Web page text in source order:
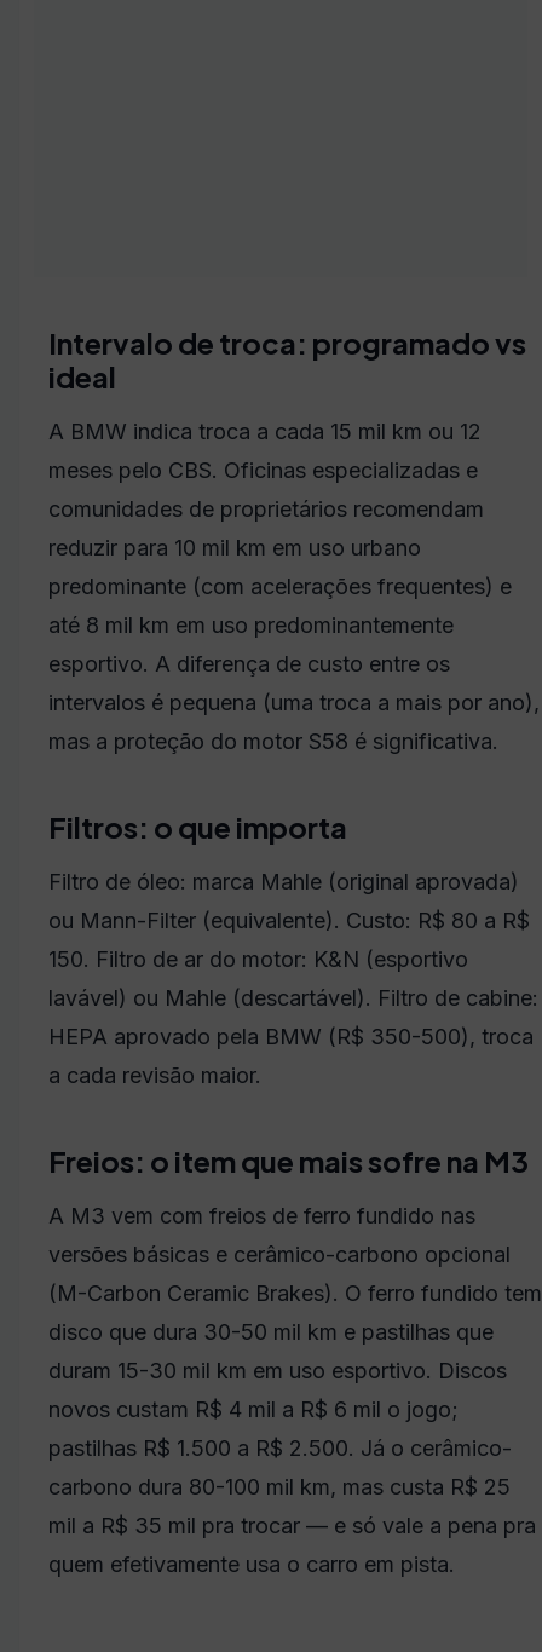
Intervalo de troca: programado vs
ideal
A BMW indica troca a cada 15 mil km ou 12
meses pelo CBS. Oficinas especializadas e
comunidades de proprietários recomendam
reduzir para 10 mil km em uso urbano
predominante (com acelerações frequentes) e
até 8 mil km em uso predominantemente
esportivo. A diferença de custo entre os
intervalos é pequena (uma troca a mais por ano),
mas a proteção do motor S58 é significativa.
Filtros: o que importa
Filtro de óleo: marca Mahle (original aprovada)
ou Mann-Filter (equivalente). Custo: R$ 80 a R$
150. Filtro de ar do motor: K&N (esportivo
lavável) ou Mahle (descartável). Filtro de cabine:
HEPA aprovado pela BMW (R$ 350-500), troca
a cada revisão maior.
Freios: o item que mais sofre na M3
A M3 vem com freios de ferro fundido nas
versões básicas e cerâmico-carbono opcional
(M-Carbon Ceramic Brakes). O ferro fundido tem
disco que dura 30-50 mil km e pastilhas que
duram 15-30 mil km em uso esportivo. Discos
novos custam R$ 4 mil a R$ 6 mil o jogo;
pastilhas R$ 1.500 a R$ 2.500. Já o cerâmico-
carbono dura 80-100 mil km, mas custa R$ 25
mil a R$ 35 mil pra trocar — e só vale a pena pra
quem efetivamente usa o carro em pista.